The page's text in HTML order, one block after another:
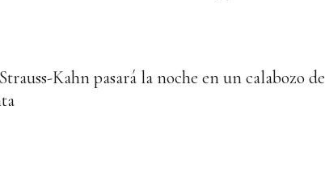
Kahn pasará la noche en un calabozo de